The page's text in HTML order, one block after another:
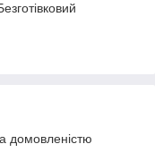
домовленістю